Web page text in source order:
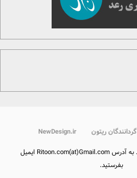
گردانندگان ریتون NewDesign.ir
برای تماس با ما می توانید به آدرس Ritoon.com(at)Gmail.com ایمیل
بفرستید.